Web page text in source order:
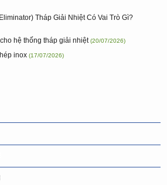
Tháp Giải Nhiệt Có Vai Trò Gì?
hệ thống tháp giải nhiệt(20/07/2026)
inox(17/07/2026)